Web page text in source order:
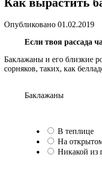
Опубликовано 01.02.2019
Если твоя рассада
Баклажаны и его близкие
сорняков, таких, как
Баклажаны
В теплице
На
Никакой из